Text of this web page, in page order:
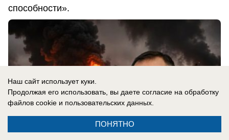
способности».
Наш сайт использует куки.
Продолжая его использовать, вы даете согласие на обработку
файлов cookie и пользовательских данных.
ПОНЯТНО